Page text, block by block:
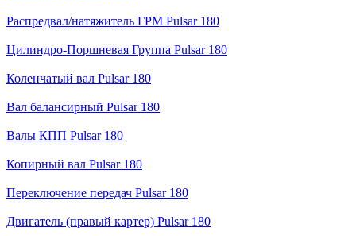
Распредвал/натяжитель ГРМ Pulsar 180
Цилиндро-Поршневая Группа Pulsar 180
Коленчатый вал Pulsar 180
Вал балансирный Pulsar 180
Валы КПП Pulsar 180
Копирный вал Pulsar 180
Переключение передач Pulsar 180
Двигатель (правый картер) Pulsar 180